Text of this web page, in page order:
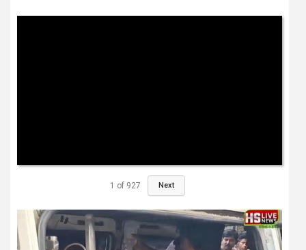
1 of 927 Next